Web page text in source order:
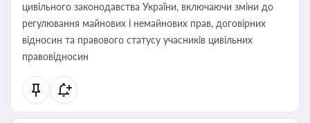
цивільного законодавства України, включаючи зміни до
регулювання майнових і немайнових прав, договірних
відносин та правового статусу учасників цивільних
правовідносин